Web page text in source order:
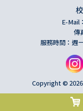
E-Mail：
傳
服務時間：週
Copyright ©